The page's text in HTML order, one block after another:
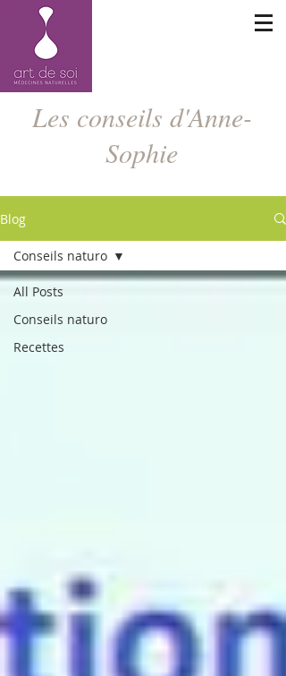
Les conseils d'Anne-
Sophie
Blog
All Posts
Conseils naturo
Recettes
Conseils naturo